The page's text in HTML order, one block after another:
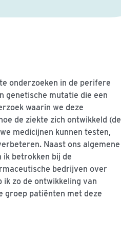
onderzoeken in de perifere
genetische mutatie die een
waarin we deze
de ziekte zich ontwikkeld (de
medicijnen kunnen testen,
Naast ons algemene
ik betrokken bij de
bedrijven over
ik zo de ontwikkeling van
groep patiënten met deze